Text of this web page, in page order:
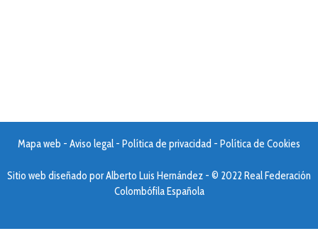
Mapa web - Aviso legal - Política de privacidad - Política de Cookies
Sitio web diseñado porAlberto Luis Hernández - © 2022 Real Federación
Colombófila Española